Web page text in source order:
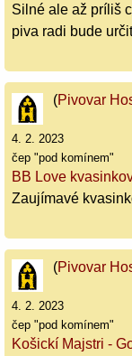
Silné ale až príliš
piva radi bude
(Pivovar
4. 2. 2023
čep "pod komínem"
BB Love
Zaujímavé
(Pivovar
4. 2. 2023
čep "pod komínem"
Košickí Majstri -